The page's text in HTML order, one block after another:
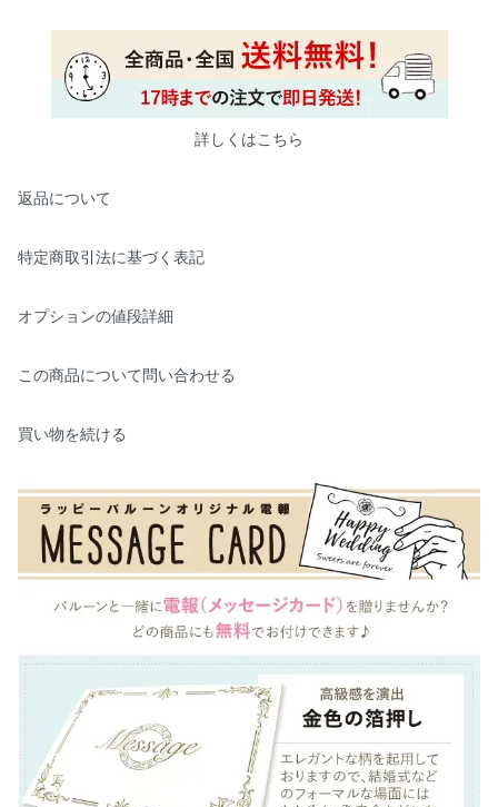
詳しくはこちら
返品について
特定商取引法に基づく表記
オプションの値段詳細
この商品について問い合わせる
買い物を続ける